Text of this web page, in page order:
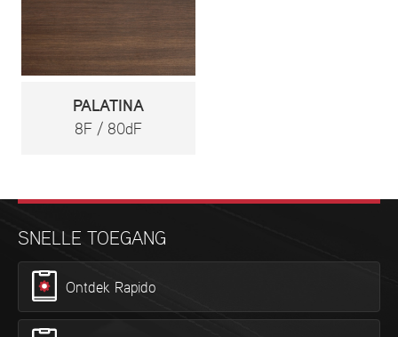
PALATINA
8F / 80dF
SNELLE TOEGANG
Ontdek Rapido